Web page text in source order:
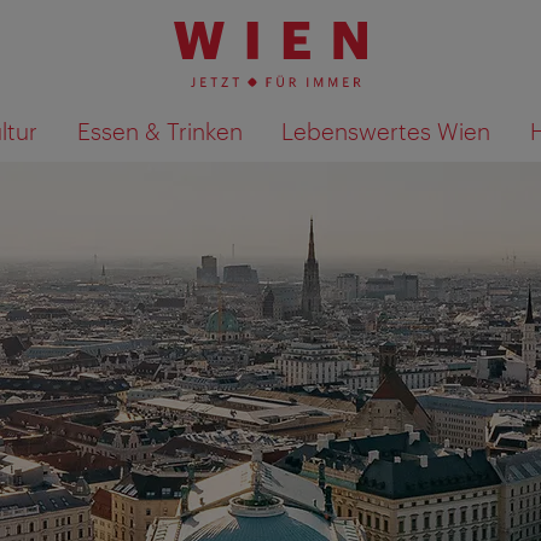
Essen & Trinken Lebenswertes Wien